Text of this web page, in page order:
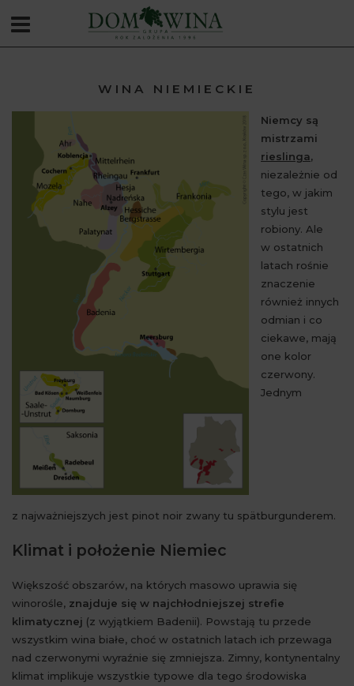
WINA NIEMIECKIE
Niemcy są
mistrzami
rieslinga,
niezależnie od
tego, w jakim
stylu jest
robiony. Ale
w ostatnich
latach rośnie
znaczenie
również innych
odmian i co
ciekawe, mają
one kolor
czerwony.
Jednym
z najważniejszych jest pinot noir zwany tu spätburgunderem.
Klimat i położenie Niemiec
Większość obszarów, na których masowo uprawia się
winorośle, znajduje się w najchłodniejszej strefie
klimatycznej (z wyjątkiem Badenii). Powstają tu przede
wszystkim wina białe, choć w ostatnich latach ich przewaga
nad czerwonymi wyraźnie się zmniejsza. Zimny, kontynentalny
klimat implikuje wszystkie typowe dla tego środowiska